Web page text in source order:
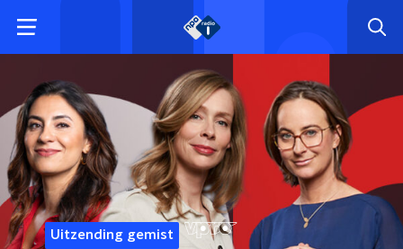
Uitzending gemist